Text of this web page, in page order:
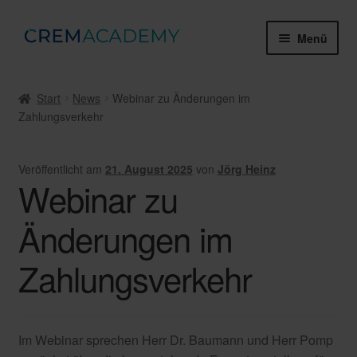
Zur
Zum
Menü
Gruppenschulungen
Zertifikate & Prüfungen
Mein Konto
Über die Crem Academy
Rechtliches
Start News
Webinar zu Änderungen im
Zahlungsverkehr
Veröffentlicht am 21. August 2025 von Jörg Heinz
Webinar zu
Änderungen im
Zahlungsverkehr
Im Webinar sprechen Herr Dr. Baumann und Herr Pomp